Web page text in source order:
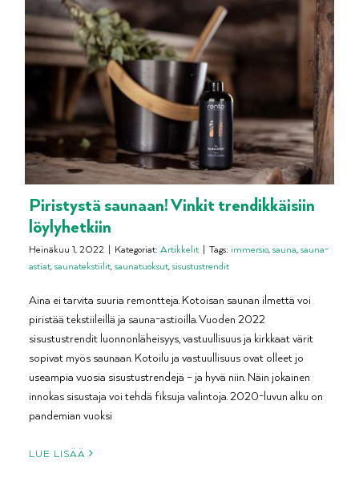
Piristystä saunaan! Vinkit trendikkäisiin
löylyhetkiin
Heinäkuu 1, 2022 | Kategoriat: Artikkelit | Tags: immersio,sauna,sauna-
astiat,saunatekstiilit,saunatuoksut,sisustustrendit
Aina ei tarvita suuria remontteja. Kotoisan saunan ilmettä voi
piristää tekstiileillä ja sauna-astioilla. Vuoden 2022
sisustustrendit luonnonläheisyys, vastuullisuus ja kirkkaat värit
sopivat myös saunaan. Kotoilu ja vastuullisuus ovat olleet jo
useampia vuosia sisustustrendejä – ja hyvä niin. Näin jokainen
innokas sisustaja voi tehdä fiksuja valintoja. 2020-luvun alku on
pandemian vuoksi
LUE LISÄÄ